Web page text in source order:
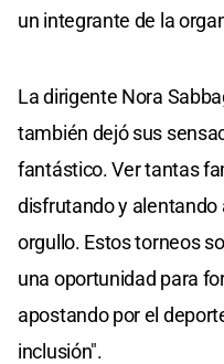
un integrante de la
La dirigente Nora
también dejó sus
fantástico. Ver tantas
disfrutando y alentando
orgullo. Estos torneos
una oportunidad para
apostando por el
inclusión".